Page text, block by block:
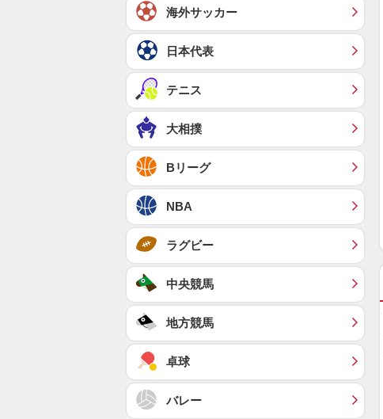
海外サッカー
日本代表
テニス
大相撲
Bリーグ
NBA
ラグビー
中央競馬
地方競馬
卓球
バレー